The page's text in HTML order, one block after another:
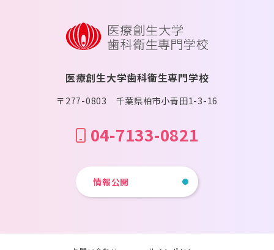
医療創生大学歯科衛生専門学校
〒277-0803 千葉県柏市小青田1-3-16
04-7133-0821
情報公開